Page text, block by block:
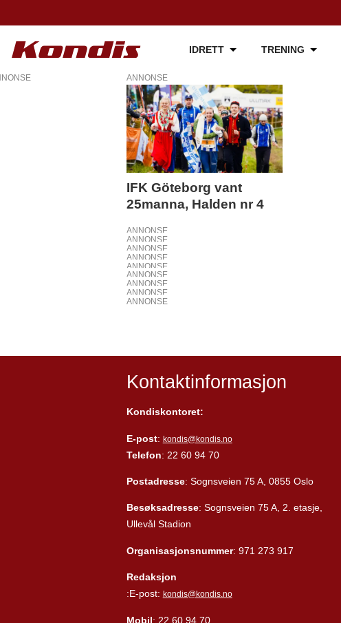
IDRETT TRENING
ANNONSE
IFK Göteborg vant
25manna, Halden nr 4
ANNONSE
ANNONSE
ANNONSE
ANNONSE
ANNONSE
ANNONSE
ANNONSE
ANNONSE
ANNONSE
Kontaktinformasjon
Kondiskontoret:
E-post: kondis@kondis.no
Telefon: 22 60 94 70
Postadresse: Sognsveien 75 A, 0855 Oslo
Besøksadresse: Sognsveien 75 A, 2. etasje,
Ullevål Stadion
Organisasjonsnummer: 971 273 917
Redaksjon
:E-post: kondis@kondis.no
Mobil: 22 60 94 70